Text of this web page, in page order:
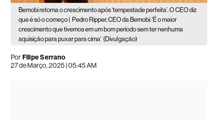
Bemobi retoma o crescimento após ‘tempestade perfeita’. O CEO diz
que é só o começo |
Pedro Ripper, CEO da Bemobi: 'É o maior
crescimento que tivemos em um bom período sem ter nenhuma
aquisição para puxar para cima' (Divulgação)
PorFilipe Serrano
27 de Março, 2025 | 05:45 AM